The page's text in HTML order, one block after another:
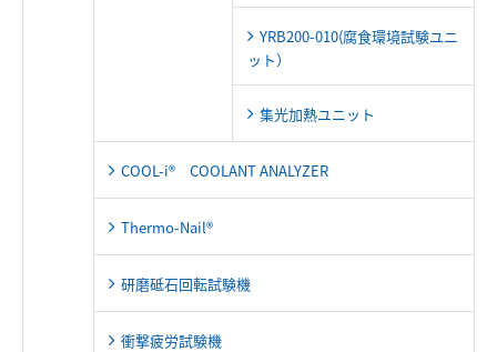
YRB200-010(腐食環境試験ユニ
ット）
集光加熱ユニット
COOL-i® COOLANT ANALYZER
Thermo-Nail®
研磨砥石回転試験機
衝撃疲労試験機